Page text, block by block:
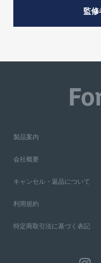
監修
製品案内
会社概要
キャンセル・返品について
利用規約
特定商取引法に基づく表記